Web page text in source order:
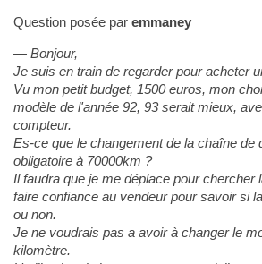
Question posée par emmaney
Bonjour,
Je suis en train de regarder pour acheter
Vu mon petit budget, 1500 euros, mon
modèle de l'année 92, 93 serait mieux,
compteur.
Es-ce que le changement de la chaîne de
obligatoire à 70000km ?
Il faudra que je me déplace pour chercher
faire confiance au vendeur pour savoir si
ou non.
Je ne voudrais pas a avoir à changer le
kilomètre.